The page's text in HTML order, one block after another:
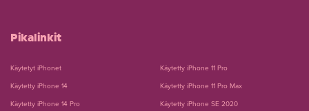
Pikalinkit
Käytetyt iPhonet
Käytetty iPhone 14
Käytetty iPhone 14 Pro
Käytetty iPhone 11 Pro
Käytetty iPhone 11 Pro Max
Käytetty iPhone SE 2020